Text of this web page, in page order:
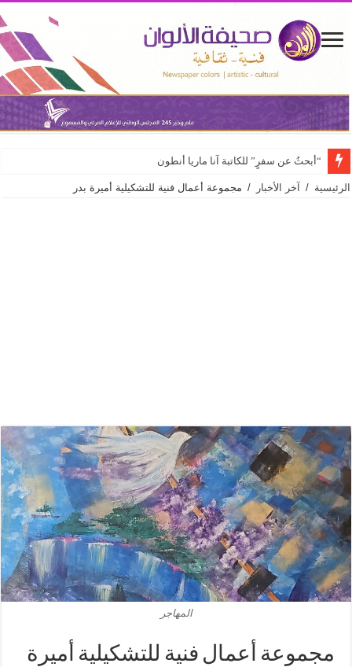
“أبحثُ عن سفرٍ” للكاتبة آنا ماريا أنطون
الرئيسية / آخر الأخبار / مجموعة أعمال فنية للتشكيلية أميرة بدر
المهاجر
مجموعة أعمال فنية للتشكيلية أميرة